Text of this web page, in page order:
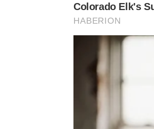
Colorado Elk's
HABERION